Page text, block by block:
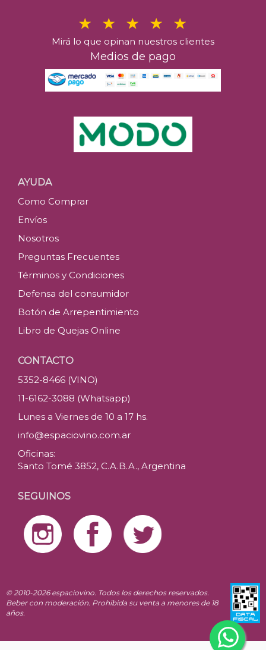
Mirá lo que opinan nuestros clientes
Medios de pago
AYUDA
Como Comprar
Envíos
Nosotros
Preguntas Frecuentes
Términos y Condiciones
Defensa del consumidor
Botón de Arrepentimiento
Libro de Quejas Online
CONTACTO
5352-8466 (VINO)
11-6162-3088 (Whatsapp)
Lunes a Viernes de 10 a 17 hs.
info@espaciovino.com.ar
Oficinas:
Santo Tomé 3852, C.A.B.A., Argentina
SEGUINOS
© 2010-2026 espaciovino. Todos los derechos reservados.
Beber con moderación. Prohibida su venta a menores de 18
años.